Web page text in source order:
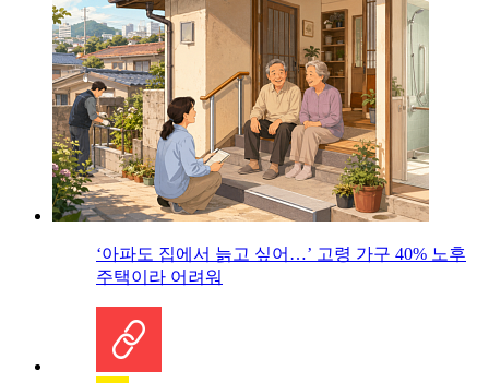
‘아파도 집에서 늙고 싶어…’ 고령 가구 40% 노후
주택이라 어려워